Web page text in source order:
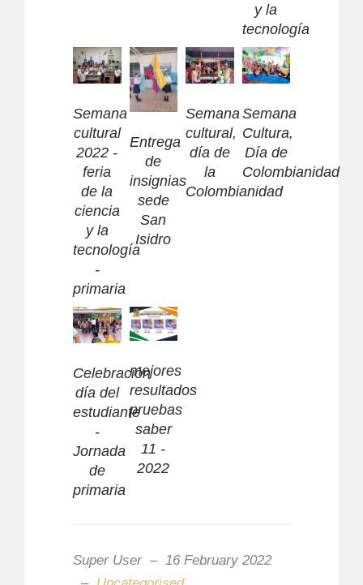
y la
tecnología
Semana
cultural
2022 -
feria
de la
ciencia
y la
tecnología
-
primaria
Entrega
de
insignias
sede
San
Isidro
Semana
cultural,
día de
la
Colombianidad
Semana
Cultura,
Día de
Colombianidad
Celebración
día del
estudiante
-
Jornada
de
primaria
mejores
resultados
pruebas
saber
11 -
2022
Super User
16 February 2022